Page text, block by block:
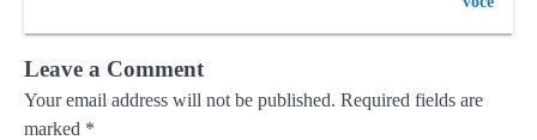
Leave a Comment
Your email address will not be published. Required fields are
marked *